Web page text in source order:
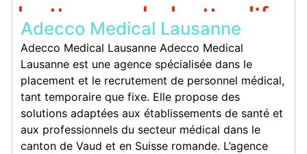
Adecco Medical Lausanne
Adecco Medical Lausanne Adecco Medical
Lausanne est une agence spécialisée dans le
placement et le recrutement de personnel médical,
tant temporaire que fixe. Elle propose des
solutions adaptées aux établissements de santé et
aux professionnels du secteur médical dans le
canton de Vaud et en Suisse romande. L’agence